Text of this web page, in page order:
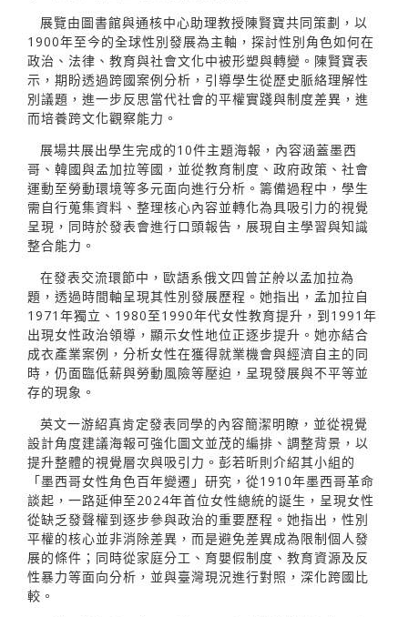
展覽由圖書館與通核中心助理教授陳賢寶共同策劃，以
1900年至今的全球性別發展為主軸，探討性別角色如何在
政治、法律、教育與社會文化中被形塑與轉變。陳賢寶表
示，期盼透過跨國案例分析，引導學生從歷史脈絡理解性
別議題，進一步反思當代社會的平權實踐與制度差異，進
而培養跨文化觀察能力。
展場共展出學生完成的10件主題海報，內容涵蓋墨西
哥、韓國與孟加拉等國，並從教育制度、政府政策、社會
運動至勞動環境等多元面向進行分析。籌備過程中，學生
需自行蒐集資料、整理核心內容並轉化為具吸引力的視覺
呈現，同時於發表會進行口頭報告，展現自主學習與知識
整合能力。
在發表交流環節中，歐語系俄文四曾芷舲以孟加拉為
題，透過時間軸呈現其性別發展歷程。她指出，孟加拉自
1971年獨立、1980至1990年代女性教育提升，到1991年
出現女性政治領導，顯示女性地位正逐步提升。她亦結合
成衣產業案例，分析女性在獲得就業機會與經濟自主的同
時，仍面臨低薪與勞動風險等壓迫，呈現發展與不平等並
存的現象。
英文一游紹真肯定發表同學的內容簡潔明瞭，並從視覺
設計角度建議海報可強化圖文並茂的編排、調整背景，以
提升整體的視覺層次與吸引力。彭若昕則介紹其小組的
「墨西哥女性角色百年變遷」研究，從1910年墨西哥革命
談起，一路延伸至2024年首位女性總統的誕生，呈現女性
從缺乏發聲權到逐步參與政治的重要歷程。她指出，性別
平權的核心並非消除差異，而是避免差異成為限制個人發
展的條件；同時從家庭分工、育嬰假制度、教育資源及反
性暴力等面向分析，並與臺灣現況進行對照，深化跨國比
較。